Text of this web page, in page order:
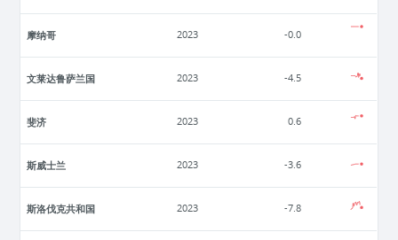
摩纳哥 2023 -0.0
文莱达鲁萨兰国 2023 -4.5
斐济 2023 0.6
斯威士兰 2023 -3.6
斯洛伐克共和国 2023 -7.8